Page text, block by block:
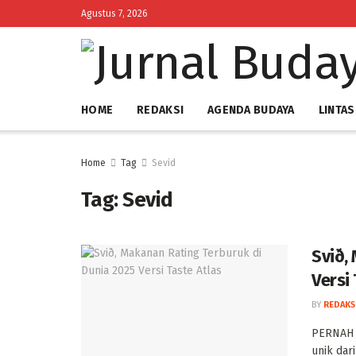
Agustus 7, 2026
HOME REDAKSI AGENDA BUDAYA
Home Tag Sevid
Tag:Sevid
Svið,
Versi
BY
unik